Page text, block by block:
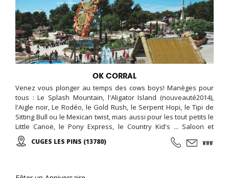
OK CORRAL
Venez vous plonger au temps des cows boys! Manèges pour
tous : Le Splash Mountain, l'Aligator Island (nouveauté2014),
l'Aigle noir, Le Rodéo, le Gold Rush, le Serpent Hopi, le Tipi de
Sitting Bull ou le Mexican twist, mais aussi pour les tout petits le
Little Canoë, le Pony Express, le Country Kid's ... Saloon et
Spectacles de qualité. Le monde des tipis vous accueille en VIP :
Dormez dans de confortables tipis avec accès au parc OK
CUGES LES PINS (13780)